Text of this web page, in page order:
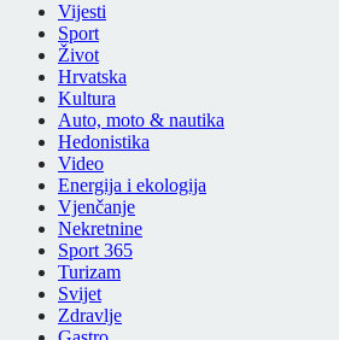
Vijesti
Sport
Život
Hrvatska
Kultura
Auto, moto & nautika
Hedonistika
Video
Energija i ekologija
Vjenčanje
Nekretnine
Sport 365
Turizam
Svijet
Zdravlje